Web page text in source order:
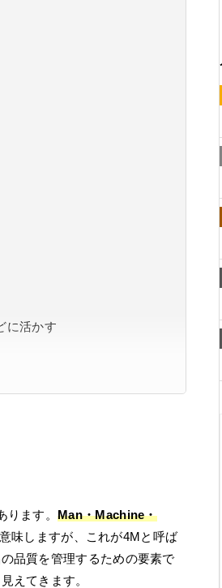
に活かす
ります。Man・Machine・
味しますが、これが4Mと呼ば
品質を管理するための要素で
えてきます。